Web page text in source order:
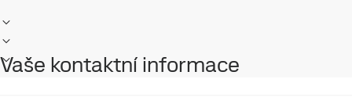
Vaše kontaktní informace